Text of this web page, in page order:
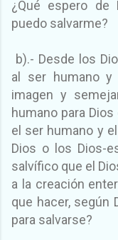
¿Qué espero de
puedo salvarme?
b).- Desde los
al ser humano y
imagen y
humano para
el ser humano y
Dios o los Dios-
salvífico que el
a la creación
que hacer, según
para salvarse?